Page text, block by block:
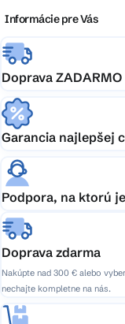
Informácie pre Vás
Doprava
Garancia najlepšej
Podpora, na ktorú
Doprava zdarma
Nakúpte nad 300 € alebo
nechajte kompletne na nás.